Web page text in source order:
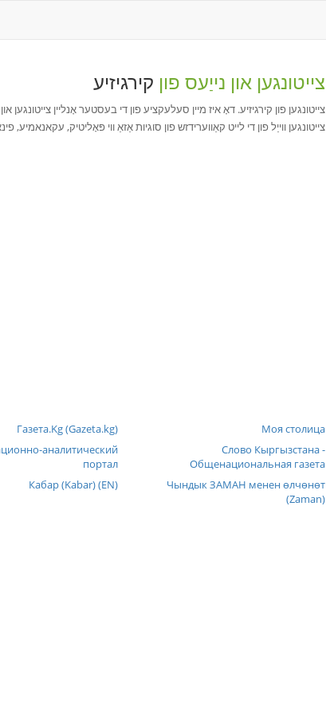
צייטונגען און נייַעס פון קירגיזיע
צייטונגען פון קירגיזיע. דאָ איז מיין סעלעקציע פון די בעסטער אָנליין צייטונגען
צייטונגען ווייַל פון די לייט קאַווערידזש פון סוגיות אַזאַ ווי פּאָליטיק, עקאנאמיע,
Газета.Kg (Gazeta.kg)
аналитический
портал
Кабар (Kabar) (EN)
Моя столица
Слово Кыргызстана -
Общенациональная газета
Чындык ЗАМАН менен өлчөнөт
(Zaman)